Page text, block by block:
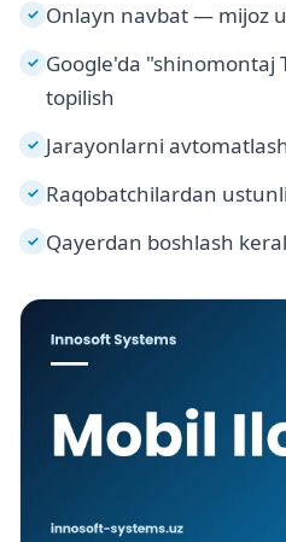
✓ Onlayn navbat — mijoz
✓ Google'da "shinomontaj
topilish
✓ Jarayonlarni
✓ Raqobatchilardan
✓ Qayerdan boshlash